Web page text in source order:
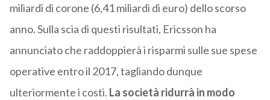
miliardi di corone (6,41 miliardi di euro) dello scorso
anno. Sulla scia di questi risultati, Ericsson ha
annunciato che raddoppierà i risparmi sulle sue spese
operative entro il 2017, tagliando dunque
ulteriormente i costi. La società ridurrà in modo